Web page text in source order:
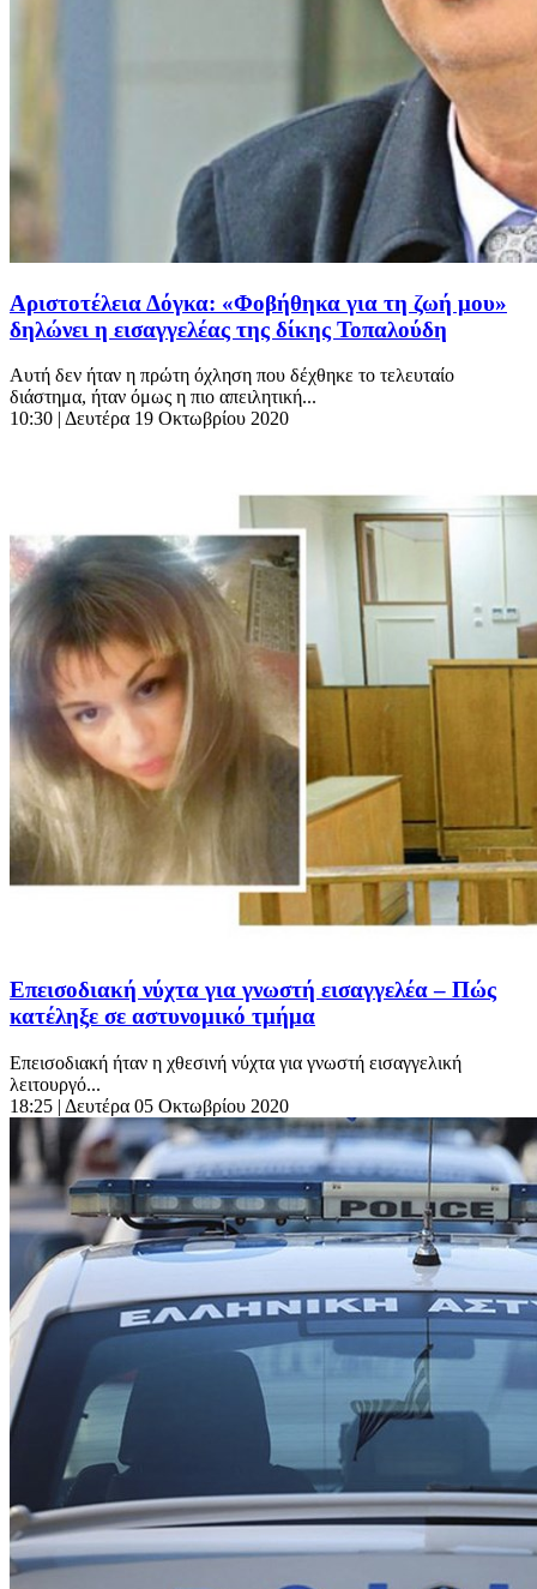
Αριστοτέλεια Δόγκα: «Φοβήθηκα για τη ζωή μου»
δηλώνει η εισαγγελέας της δίκης Τοπαλούδη
Αυτή δεν ήταν η πρώτη όχληση που δέχθηκε το τελευταίο
διάστημα, ήταν όμως η πιο απειλητική...
10:30 | Δευτέρα 19 Οκτωβρίου 2020
Επεισοδιακή νύχτα για γνωστή εισαγγελέα – Πώς
κατέληξε σε αστυνομικό τμήμα
Επεισοδιακή ήταν η χθεσινή νύχτα για γνωστή εισαγγελική
λειτουργό...
18:25 | Δευτέρα 05 Οκτωβρίου 2020